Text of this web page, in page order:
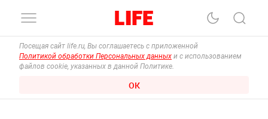
Посещая сайт life.ru, Вы соглашаетесь с приложенной
Политикой обработки Персональных данных и с использованием
файлов cookie, указанных в данной Политике.
ОК